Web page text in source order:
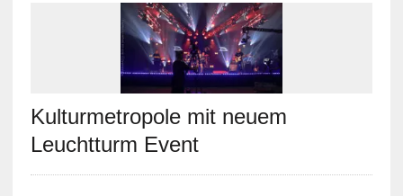
Kulturmetropole mit neuem
Leuchtturm Event